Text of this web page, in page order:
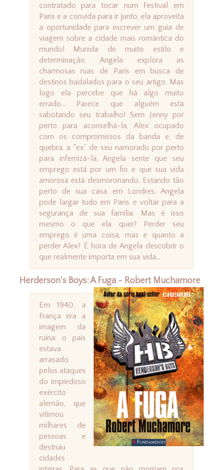
contratado para tocar num Festival em
Paris e a convida para ir junto, ela aproveita
a oportunidade para escrever um guia de
viagem sobre a cidade mais romântica do
mundo! Munida de muito estilo e
determinação, Angela explora as
charmosas ruas de Paris em busca de
destinos badalados para o seu artigo. Mas
logo ela percebe que há algo muito
errado... Parece que alguém está
sabotando seu trabalho! Sem Jenny por
perto para aconselhá-la, Alex ocupado
com os compromissos da banda e, de
quebra, a “ex” de seu namorado por perto
para infernizá-la, Angela sente que seu
emprego está por um fio e que sua vida
amorosa está desmoronando. Estando tão
perto de sua casa em Londres, Angela
pode largar tudo em Paris e voltar para a
segurança de sua família. Mas é isso
mesmo o que ela quer? Perder seu
emprego é uma coisa, mas e quanto a
perder Alex? É hora de Angela descobrir o
que realmente importa em sua vida...
Herderson's Boys: A Fuga - Robert Muchamore
Em 1940, a
França era a
imagem da
ruína: o país
estava
arrasado
pelos ataques
do impiedoso
exército
alemão, que
vitimou
milhares de
pessoas e
destruiu
cidades